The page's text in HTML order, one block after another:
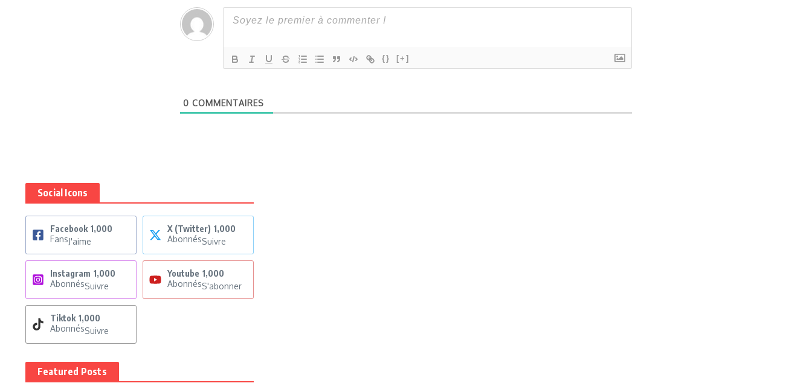
{} [+]
0 COMMENTAIRES
Social Icons
Facebook 1,000
FansJ'aime
X (Twitter) 1,000
AbonnésSuivre
Instagram 1,000
AbonnésSuivre
Youtube 1,000
AbonnésS'abonner
Tiktok 1,000
AbonnésSuivre
Featured Posts